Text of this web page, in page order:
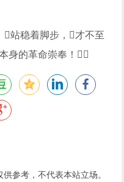
站稳着脚步，才不至
身的革命崇奉！
参考，不代表本站立场。